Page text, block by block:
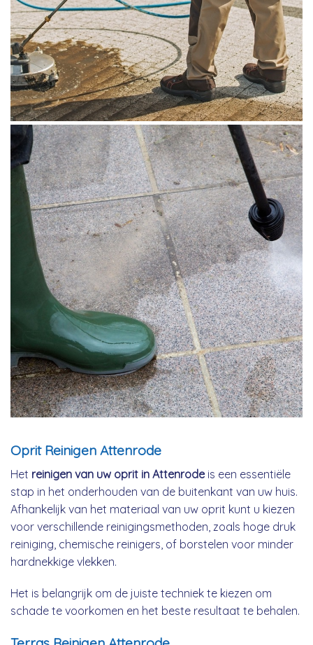
Oprit Reinigen Attenrode
Het reinigen van uw oprit in Attenrodeis een essentiële
stap in het onderhouden van de buitenkant van uw huis.
Afhankelijk van het materiaal van uw oprit kunt u kiezen
voor verschillende reinigingsmethoden, zoals hoge druk
reiniging, chemische reinigers, of borstelen voor minder
hardnekkige vlekken.
Het is belangrijk om de juiste techniek te kiezen om
schade te voorkomen en het beste resultaat te behalen.